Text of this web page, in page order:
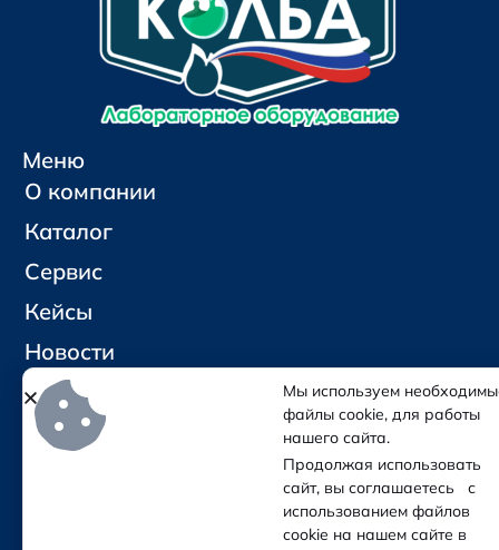
Меню
О компании
Каталог
Сервис
Кейсы
Новости
Контакты
Социальные сети и контакты
Мы используем
файлы cookie, для работы
нашего сайта.
Продолжая использовать
сайт, вы соглашаетесь с
использованием файлов
cookie на нашем сайте в